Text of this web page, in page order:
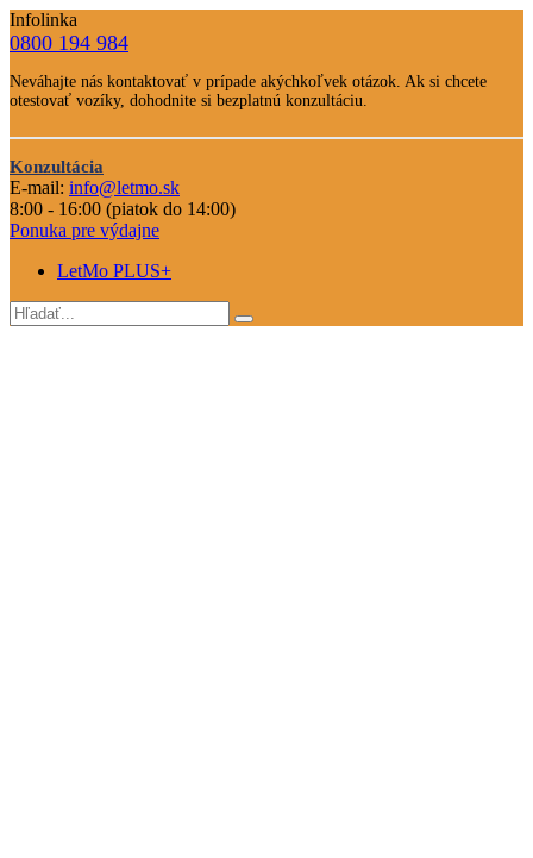
Infolinka
Telefone
číslo
0800 194 984
Text
Nevahajte
nás
kontaktovať
Neváhajte nás kontaktovať v prípade akýchkoľvek otázok. Ak si chcete
otestovať vozíky, dohodnite si bezplatnú konzultáciu.
Odkaz
na
konzultáciu
Konzultácia
E-mail: info@letmo.sk
8:00 - 16:00 (piatok do 14:00)
Ponuka pre výdajne
LetMo PLUS+